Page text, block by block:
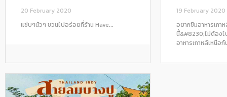
20 February 2020
แซ่บๆนัวๆ ชวนไปอร่อยที่ร้าน Have...
19 February 2020
อยากชิมอาหารเกา
นี้&#8230;ไม่ต้อง
อาหารเกาหลีเหนือ